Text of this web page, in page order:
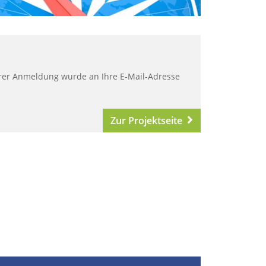
Anmeldung wurde an Ihre E-Mail-Adresse
Zur Projektseite